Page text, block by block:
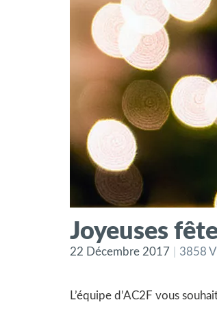
Joyeuses
22 Décembre 2017 3858
L’équipe d’AC2F vous